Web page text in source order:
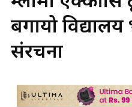
हुम्लामा एक्कासि
बगायो
संरचना